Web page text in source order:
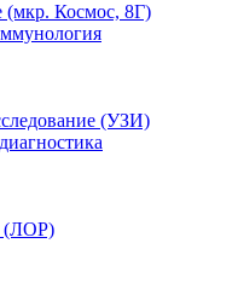
Космос, 8Г)
(УЗИ)
(ЛОР)